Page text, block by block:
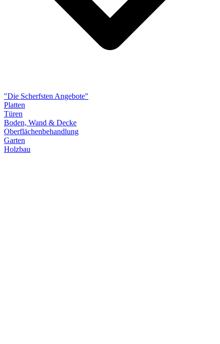
"Die Scherfsten Angebote"
Platten
Türen
Boden, Wand & Decke
Oberflächenbehandlung
Garten
Holzbau